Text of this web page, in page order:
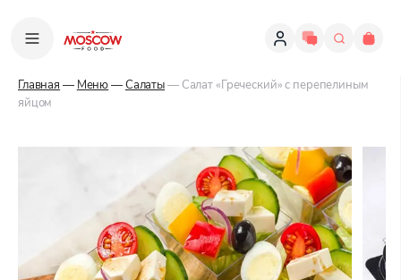
Главная — Меню—Салаты— Салат «Греческий» с перепелиным
яйцом